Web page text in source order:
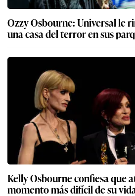
Ozzy Osbourne: Universal le
una casa del terror en sus
Kelly Osbourne confiesa que
momento más difícil de su